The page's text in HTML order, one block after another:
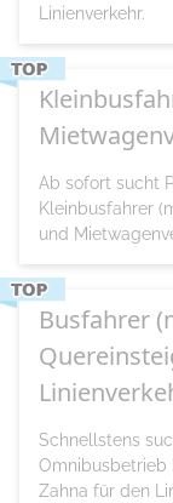
Linienverkehr.
Ab sofort sucht
Kleinbusfahrer
und
Busfahrer
Schnellstens
Omnibusbetrieb
Zahna für den